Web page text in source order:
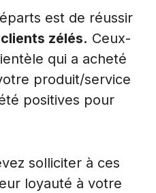
est de réussir
zélés. Ceux-
qui a acheté
produit/service
positives pour
solliciter à ces
loyauté à votre